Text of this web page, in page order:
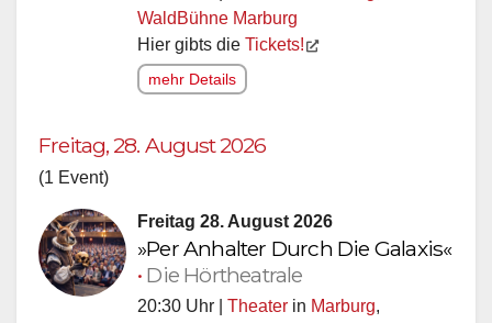
WaldBühne Marburg
Hier gibts die Tickets!
mehr Details
Freitag, 28. August 2026
(1 Event)
Freitag 28. August 2026
»Per Anhalter Durch Die Galaxis«
• Die Hörtheatrale
20:30 Uhr | Theater in Marburg,